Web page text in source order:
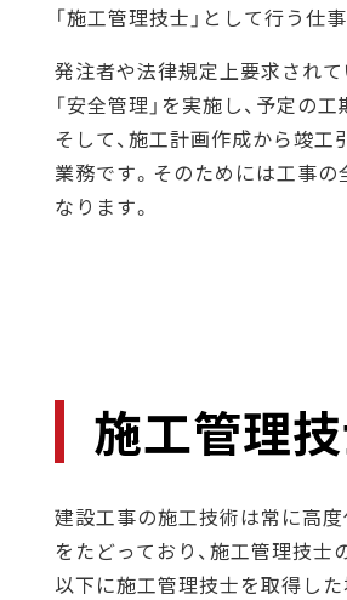
「施工管理技士」として行う仕
発注者や法律規定上要求され
「安全管理」を実施し、予定の
そして、施工計画作成から竣工
業務です。そのためには工事
なります。
施工管理
建設工事の施工技術は常に高
をたどっており、施工管理技士
以下に施工管理技士を取得し